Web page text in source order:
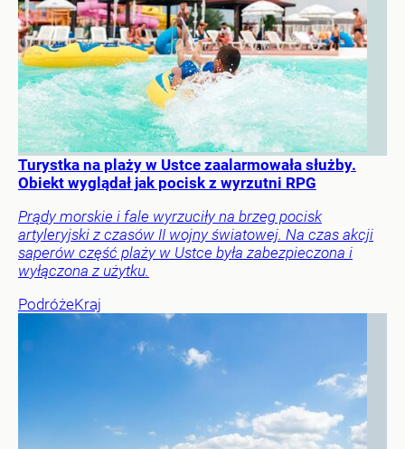
Turystka na plaży w Ustce zaalarmowała służby.
Obiekt wyglądał jak pocisk z wyrzutni RPG
Prądy morskie i fale wyrzuciły na brzeg pocisk
artyleryjski z czasów II wojny światowej. Na czas akcji
saperów część plaży w Ustce była zabezpieczona i
wyłączona z użytku.
PodróżeKraj